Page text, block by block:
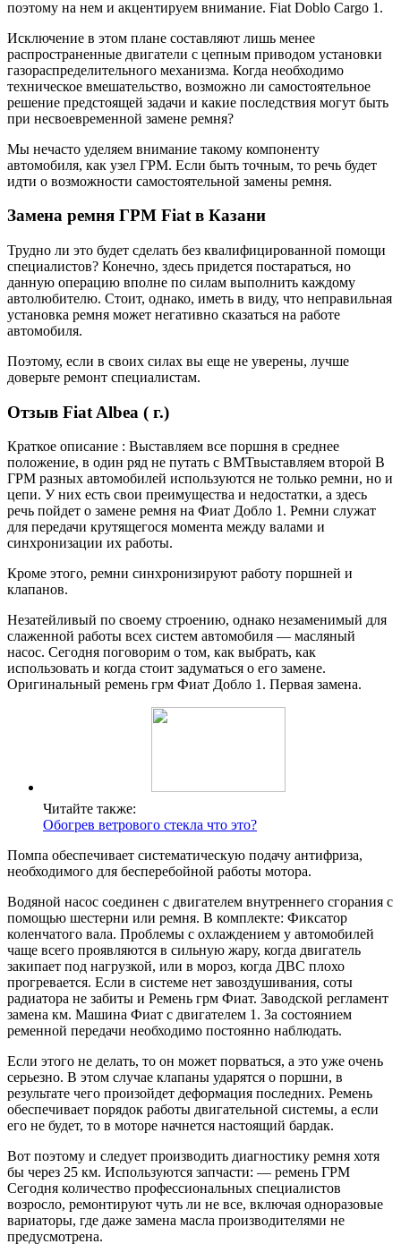
поэтому на нем и акцентируем внимание. Fiat Doblo Cargo 1.
Исключение в этом плане составляют лишь менее
распространенные двигатели с цепным приводом установки
газораспределительного механизма. Когда необходимо
техническое вмешательство, возможно ли самостоятельное
решение предстоящей задачи и какие последствия могут быть
при несвоевременной замене ремня?
Мы нечасто уделяем внимание такому компоненту
автомобиля, как узел ГРМ. Если быть точным, то речь будет
идти о возможности самостоятельной замены ремня.
Замена ремня ГРМ Fiat в Казани
Трудно ли это будет сделать без квалифицированной помощи
специалистов? Конечно, здесь придется постараться, но
данную операцию вполне по силам выполнить каждому
автолюбителю. Стоит, однако, иметь в виду, что неправильная
установка ремня может негативно сказаться на работе
автомобиля.
Поэтому, если в своих силах вы еще не уверены, лучше
доверьте ремонт специалистам.
Отзыв Fiat Albea ( г.)
Краткое описание : Выставляем все поршня в среднее
положение, в один ряд не путать с ВМТвыставляем второй В
ГРМ разных автомобилей используются не только ремни, но и
цепи. У них есть свои преимущества и недостатки, а здесь
речь пойдет о замене ремня на Фиат Добло 1. Ремни служат
для передачи крутящегося момента между валами и
синхронизации их работы.
Кроме этого, ремни синхронизируют работу поршней и
клапанов.
Незатейливый по своему строению, однако незаменимый для
слаженной работы всех систем автомобиля — масляный
насос. Сегодня поговорим о том, как выбрать, как
использовать и когда стоит задуматься о его замене.
Оригинальный ремень грм Фиат Добло 1. Первая замена.
Читайте также:
Обогрев ветрового стекла что это?
Помпа обеспечивает систематическую подачу антифриза,
необходимого для бесперебойной работы мотора.
Водяной насос соединен с двигателем внутреннего сгорания с
помощью шестерни или ремня. В комплекте: Фиксатор
коленчатого вала. Проблемы с охлаждением у автомобилей
чаще всего проявляются в сильную жару, когда двигатель
закипает под нагрузкой, или в мороз, когда ДВС плохо
прогревается. Если в системе нет завоздушивания, соты
радиатора не забиты и Ремень грм Фиат. Заводской регламент
замена км. Машина Фиат с двигателем 1. За состоянием
ременной передачи необходимо постоянно наблюдать.
Если этого не делать, то он может порваться, а это уже очень
серьезно. В этом случае клапаны ударятся о поршни, в
результате чего произойдет деформация последних. Ремень
обеспечивает порядок работы двигательной системы, а если
его не будет, то в моторе начнется настоящий бардак.
Вот поэтому и следует производить диагностику ремня хотя
бы через 25 км. Используются запчасти: — ремень ГРМ
Сегодня количество профессиональных специалистов
возросло, ремонтируют чуть ли не все, включая одноразовые
вариаторы, где даже замена масла производителями не
предусмотрена.